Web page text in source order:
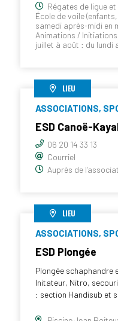
Régates de ligue
École de voile
samedi après-midi en
Animations /
juillet à août : du lundi
LIEU
ASSOCIATIONS,
ESD Canoë-
06 20 14 33 13
Courriel
Auprès de
LIEU
ASSOCIATIONS,
ESD Plongée
Plongée schaphandre
Initateur, Nitro,
: section Handisub et